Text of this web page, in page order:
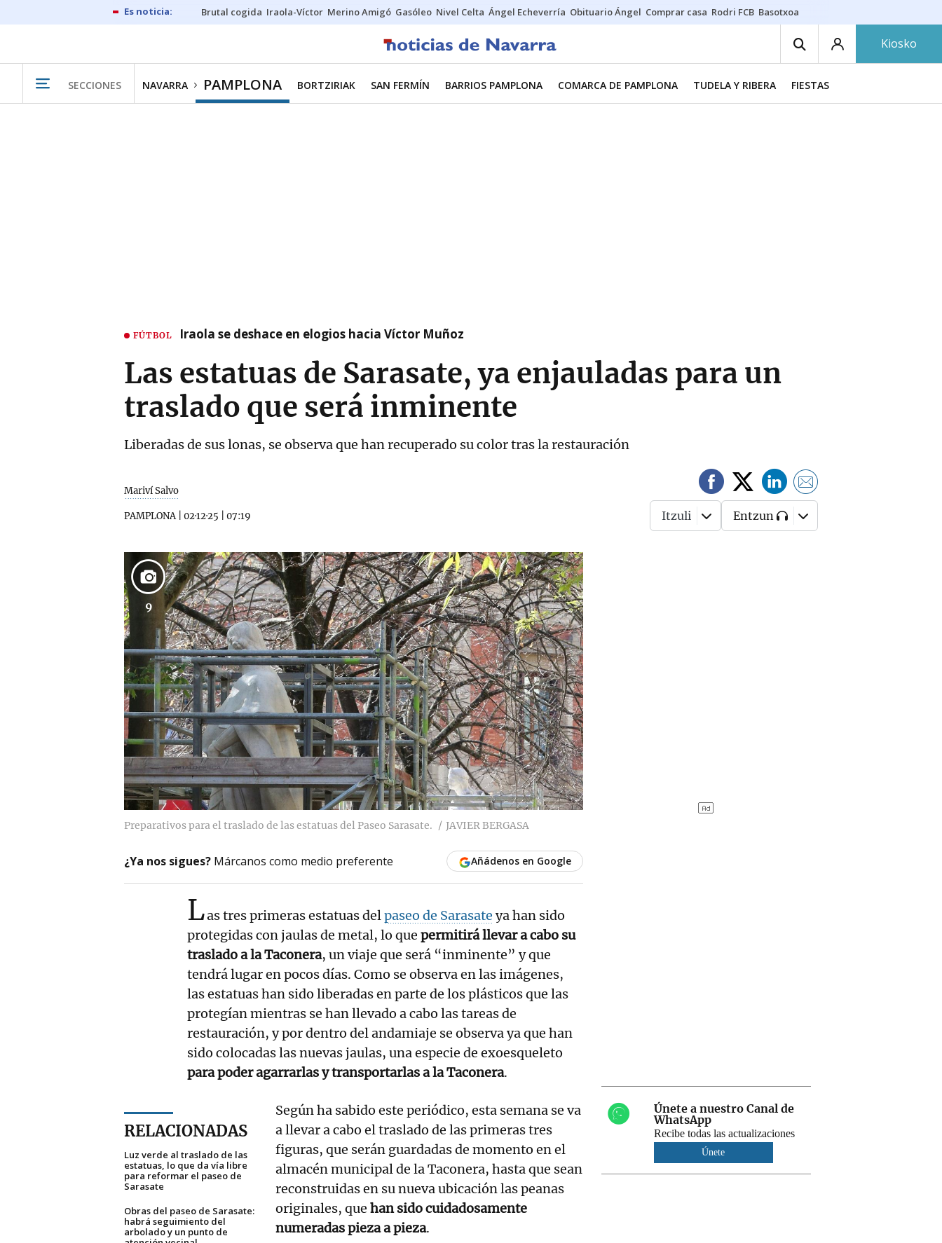
Brutal cogida Iraola-Víctor Merino Amigó Gasóleo Nivel Celta Ángel Echeverría Obituario Ángel Comprar casa Rodri FCB Basotxoa
Kiosko
SECCIONES NAVARRA PAMPLONA BORTZIRIAK SAN FERMÍN BARRIOS PAMPLONA COMARCA DE PAMPLONA TUDELA Y RIBERA FIESTAS
FÚTBOL Iraola se deshace en elogios hacia Víctor Muñoz
Las estatuas de Sarasate, ya enjauladas para un
traslado que será inminente
Liberadas de sus lonas, se observa que han recuperado su color tras la restauración
Mariví Salvo
PAMPLONA| 02·12·25 07:19 Itzuli Entzun
9
Preparativos para el traslado de las estatuas del Paseo Sarasate. JAVIER BERGASA
¿Ya nos sigues? Márcanos como medio preferente Añádenos en Google
Las tres primeras estatuas delpaseo de Sarasate ya han sido
protegidas con jaulas de metal, lo que permitirá llevar a cabo su
traslado a la Taconera, un viaje que será “inminente” y que
tendrá lugar en pocos días. Como se observa en las imágenes,
las estatuas han sido liberadas en parte de los plásticos que las
protegían mientras se han llevado a cabo las tareas de
restauración, y por dentro del andamiaje se observa ya que han
sido colocadas las nuevas jaulas, una especie de exoesqueleto
para poder agarrarlas y transportarlas a la Taconera.
RELACIONADAS
Luz verde al traslado de las
estatuas, lo que da vía libre
para reformar el paseo de
Sarasate
Obras del paseo de Sarasate:
habrá seguimiento del
arbolado y un punto de
Según ha sabido este periódico, esta semana se va
a llevar a cabo el traslado de las primeras tres
figuras, que serán guardadas de momento en el
almacén municipal de la Taconera, hasta que sean
reconstruidas en su nueva ubicación las peanas
originales, quehan sido cuidadosamente
numeradas pieza a pieza.
Únete a nuestro Canal de
WhatsApp
Recibe todas las actualizaciones
Únete